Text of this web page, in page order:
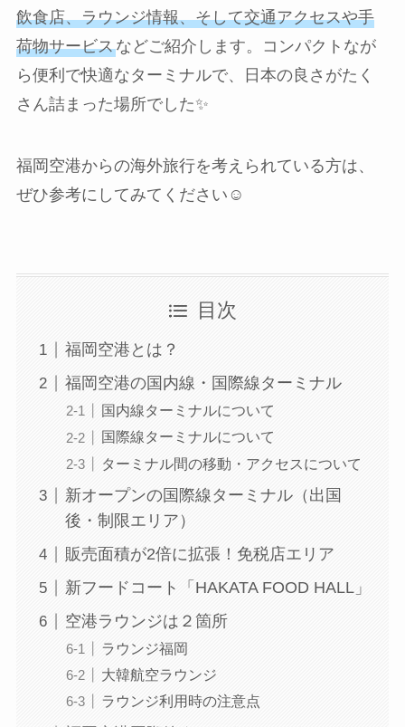
飲食店、ラウンジ情報、そして交通アクセスや手
荷物サービスなどご紹介します。コンパクトなが
ら便利で快適なターミナルで、日本の良さがたく
さん詰まった場所でした✨
福岡空港からの海外旅行を考えられている方は、
ぜひ参考にしてみてください☺️
目次
福岡空港とは？
福岡空港の国内線・国際線ターミナル
国内線ターミナルについて
国際線ターミナルについて
ターミナル間の移動・アクセスについて
新オープンの国際線ターミナル（出国
後・制限エリア）
販売面積が2倍に拡張！免税店エリア
新フードコート「HAKATA FOOD HALL」
空港ラウンジは２箇所
ラウンジ福岡
大韓航空ラウンジ
ラウンジ利用時の注意点